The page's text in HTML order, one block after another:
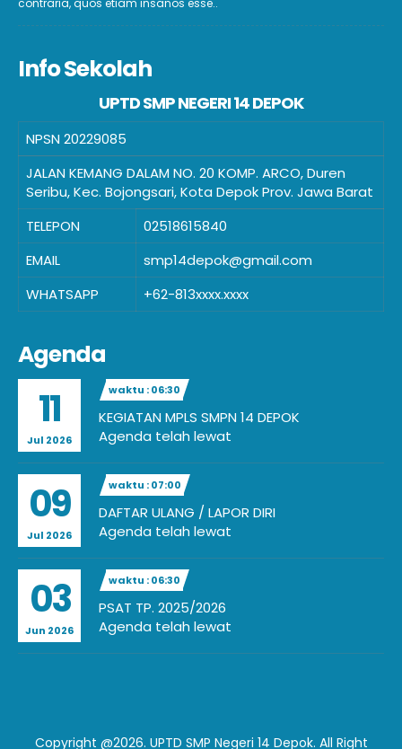
contraria, quos etiam insanos esse..
Info Sekolah
UPTD SMP NEGERI 14 DEPOK
NPSN 20229085
JALAN KEMANG DALAM NO. 20 KOMP. ARCO, Duren
Seribu, Kec. Bojongsari, Kota Depok Prov. Jawa Barat
TELEPON
02518615840
EMAIL
smp14depok@gmail.com
WHATSAPP
+62-813xxxx.xxxx
Agenda
11
Jul 2026
waktu : 06:30
KEGIATAN MPLS SMPN 14 DEPOK
Agenda telah lewat
09
Jul 2026
waktu : 07:00
DAFTAR ULANG / LAPOR DIRI
Agenda telah lewat
03
Jun 2026
waktu : 06:30
PSAT TP. 2025/2026
Agenda telah lewat
Copyright @2026. UPTD SMP Negeri 14 Depok. All Right